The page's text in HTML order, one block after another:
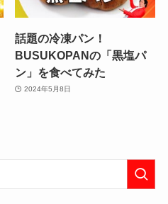
話題の冷凍パン！
BUSUKOPANの「黒塩パ
ン」を食べてみた
2024年5月8日